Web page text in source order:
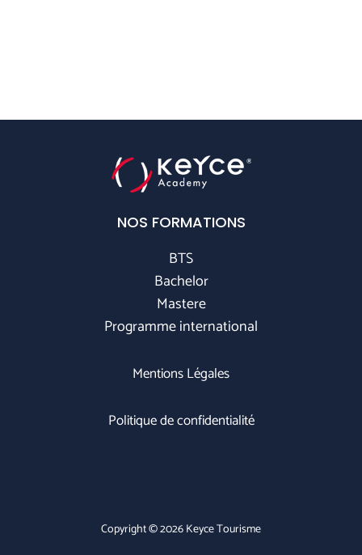
NOS FORMATIONS
BTS
Bachelor
Mastere
Programme international
Mentions Légales
Politique de confidentialité
Copyright © 2026 Keyce Tourisme